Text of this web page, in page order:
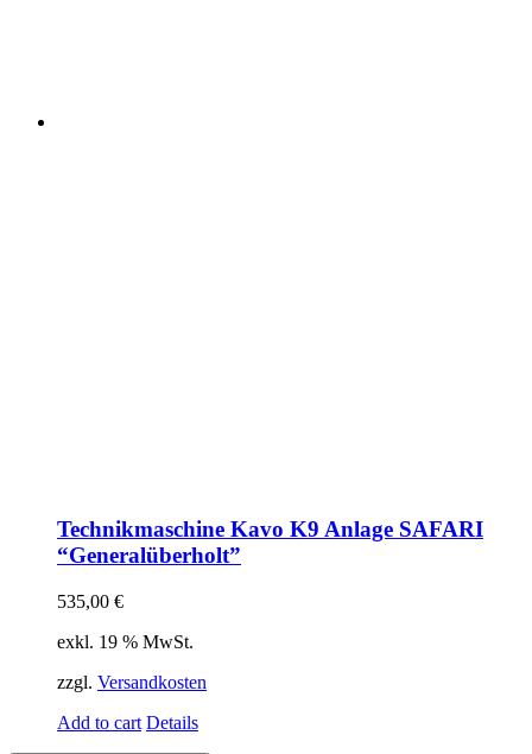
Technikmaschine Kavo K9 Anlage SAFARI
“Generalüberholt”
535,00 €
exkl. 19 % MwSt.
zzgl. Versandkosten
Add to cart Details